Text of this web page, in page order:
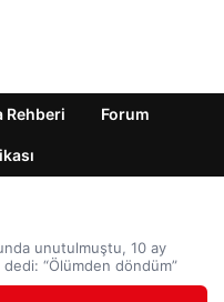
Rehberi Forum
unutulmuştu, 10 ay
“Ölümden döndüm”